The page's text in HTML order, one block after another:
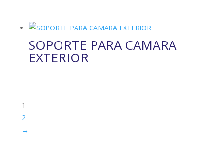
SOPORTE PARA CAMARA
EXTERIOR
1
2
→